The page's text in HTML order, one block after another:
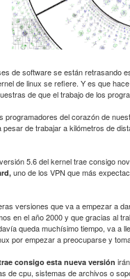
de software se están retrasando
de linux se refiere. Y es que
de que el trabajo de los
programadores del corazón de
de trabajar a kilómetros de
5.6 del kernel trae consigo
uno de los VPN que más
versiones que va a empezar a
en el año 2000 y que gracias al
queda muchísimo tiempo, va a
por empezar a preocuparse y
consigo esta nueva versión
de cpu, sistemas de archivos o